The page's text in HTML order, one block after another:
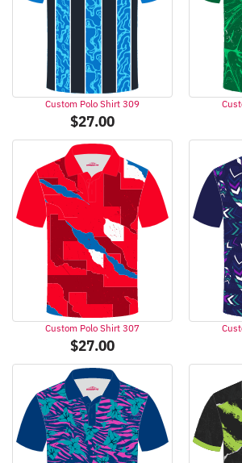
Custom Polo Shirt 309
$27.00
Custom Polo Shirt 307
$27.00